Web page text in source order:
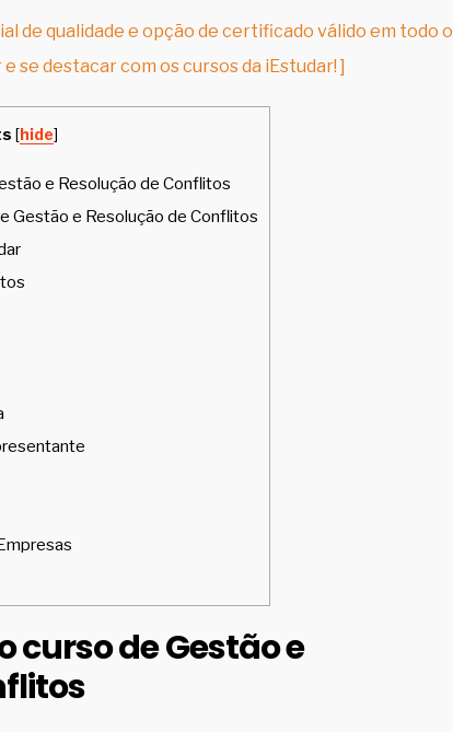
de qualidade e opção de certificado válido em todo o
se destacar com os cursos da iEstudar! ]
[hide]
e Resolução de Conflitos
Gestão e Resolução de Conflitos
curso deGestão e